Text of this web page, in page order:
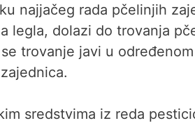
najjačeg rada pčelinjih
legla, dolazi do trovanja
trovanje javi u
sredstvima iz reda